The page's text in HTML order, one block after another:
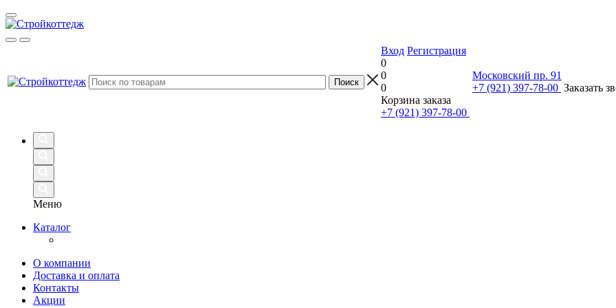
Вход Регистрация
0
0
0
Корзина заказа
+7 (921) 397-78-00
Московский пр. 91
+7 (921) 397-78-00 Заказать
Меню
Каталог
О компании
Доставка и оплата
Контакты
Акции